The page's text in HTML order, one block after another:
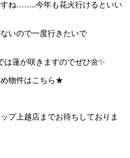
すね……..今年も花火行けるといい
いので一度行きたいで
は蓮が咲きますのでぜひ🌼✨
物件はこちら★
プ上越店までお待ちしておりま